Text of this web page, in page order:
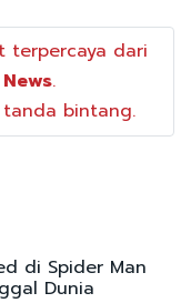
terpercaya dari
.
bintang.
di Spider Man
Dunia